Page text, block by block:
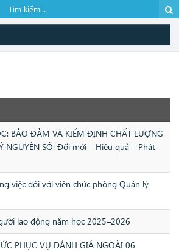
BẢO ĐẢM VÀ KIỂM ĐỊNH CHẤT LƯỢNG
NGUYÊN SỐ: Đổi mới – Hiệu quả – Phát
việc đối với viên chức phòng Quản lý
lao động năm học 2025–2026
PHỤC VỤ ĐÁNH GIÁ NGOÀI 06